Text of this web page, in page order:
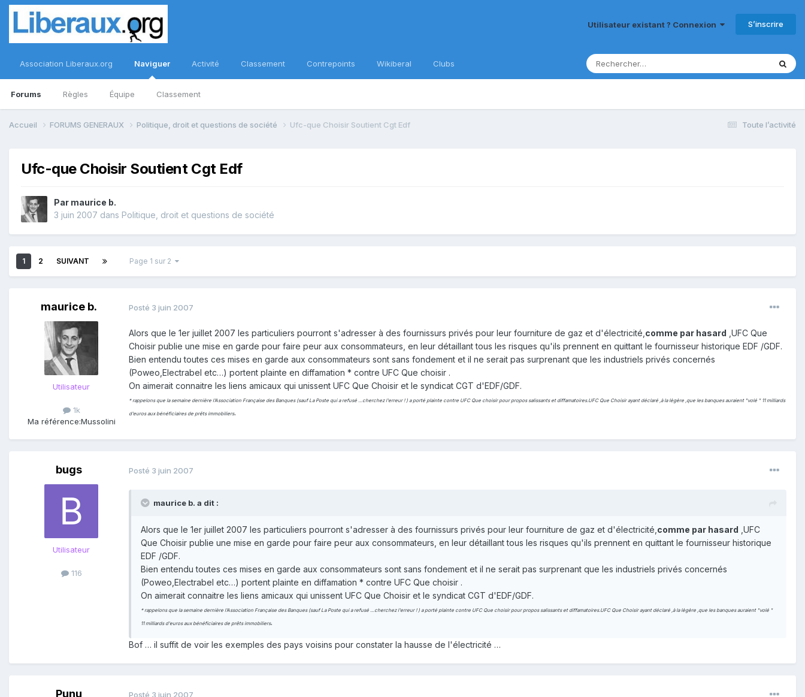
Utilisateur existant ? Connexion S’inscrire
Association Liberaux.org Naviguer
Forums Règles Équipe Classement
Activité Classement Contrepoints Wikiberal Clubs
Toute l’activité
Accueil FORUMS GENERAUX Politique, droit et questions de société Ufc-que Choisir Soutient Cgt Edf
Ufc-que Choisir Soutient Cgt Edf
Par maurice b.
3 juin 2007 dans Politique, droit et questions de société
1 2 SUIVANT Page 1 sur 2
maurice b.
Utilisateur
1k
Ma référence:Mussolini
Posté 3 juin 2007
Alors que le 1er juillet 2007 les particuliers pourront s'adresser à des fournissurs privés pour leur fourniture de gaz et d'électricité, comme par hasard ,UFC Que
Choisir publie une mise en garde pour faire peur aux consommateurs, en leur détaillant tous les risques qu'ils prennent en quittant le fournisseur historique EDF /GDF.
Bien entendu toutes ces mises en garde aux consommateurs sont sans fondement et il ne serait pas surprenant que les industriels privés concernés
(Poweo,Electrabel etc…) portent plainte en diffamation * contre UFC Que choisir .
On aimerait connaitre les liens amicaux qui unissent UFC Que Choisir et le syndicat CGT d'EDF/GDF.
* rappelons que la semaine dernière l'Association Française des Banques (sauf La Poste qui a refusé …cherchez l'erreur ! ) a porté plainte contre UFC Que choisir pour propos salissants et diffamatoires.UFC Que Choisir ayant déclaré ,à la lègère ,que les banques auraient "volé " 11 milliards
d'euros aux bénéficiaires de prêts immobiliers.
bugs
Utilisateur
116
Posté 3 juin 2007
maurice b. a dit :
Alors que le 1er juillet 2007 les particuliers pourront s'adresser à des fournissurs privés pour leur fourniture de gaz et d'électricité, comme par hasard ,UFC
Que Choisir publie une mise en garde pour faire peur aux consommateurs, en leur détaillant tous les risques qu'ils prennent en quittant le fournisseur historique
EDF /GDF.
Bien entendu toutes ces mises en garde aux consommateurs sont sans fondement et il ne serait pas surprenant que les industriels privés concernés
(Poweo,Electrabel etc…) portent plainte en diffamation * contre UFC Que choisir .
On aimerait connaitre les liens amicaux qui unissent UFC Que Choisir et le syndicat CGT d'EDF/GDF.
* rappelons que la semaine dernière l'Association Française des Banques (sauf La Poste qui a refusé …cherchez l'erreur ! ) a porté plainte contre UFC Que choisir pour propos salissants et diffamatoires.UFC Que Choisir ayant déclaré ,à la lègère ,que les banques auraient "volé "
11 milliards d'euros aux bénéficiaires de prêts immobiliers.
Bof … il suffit de voir les exemples des pays voisins pour constater la hausse de l'électricité …
Punu Posté 3 juin 2007